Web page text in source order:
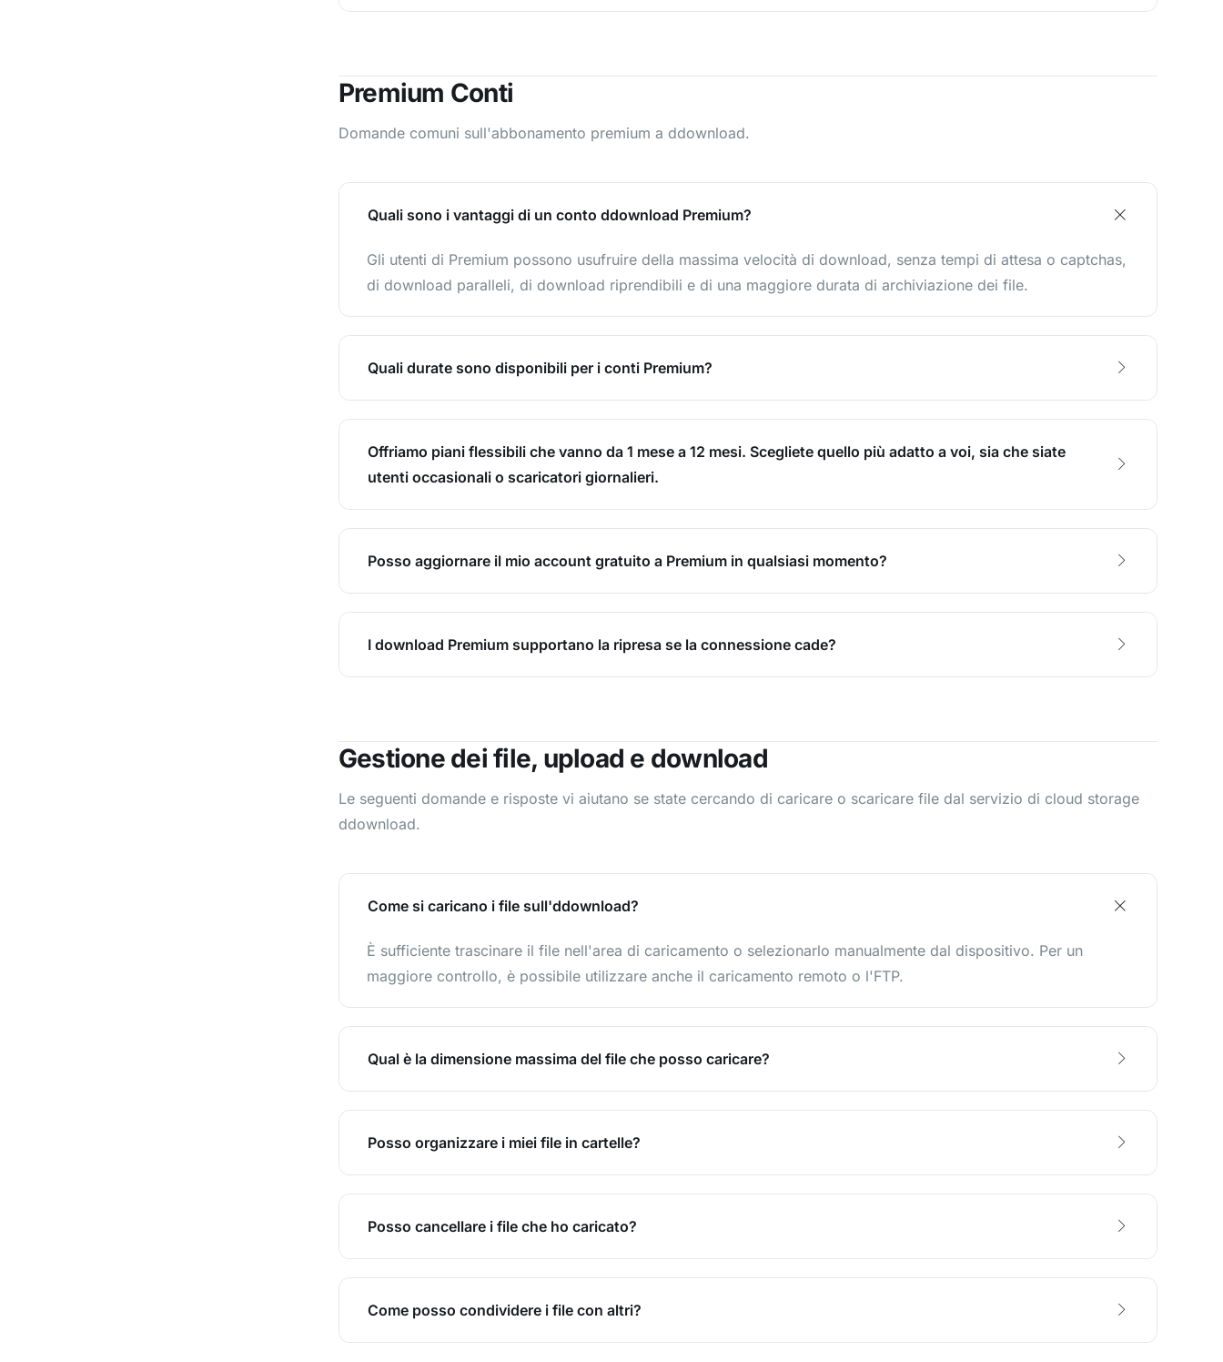
Premium Conti
Domande comuni sull'abbonamento premium a ddownload.
Quali sono i vantaggi di un conto ddownload Premium?
Gli utenti di Premium possono usufruire della massima velocità di download, senza tempi di attesa o captchas,
di download paralleli, di download riprendibili e di una maggiore durata di archiviazione dei file.
Quali durate sono disponibili per i conti Premium?
Offriamo piani flessibili che vanno da 1 mese a 12 mesi. Scegliete quello più adatto a voi, sia che siate
utenti occasionali o scaricatori giornalieri.
Posso aggiornare il mio account gratuito a Premium in qualsiasi momento?
I download Premium supportano la ripresa se la connessione cade?
Gestione dei file, upload e download
Le seguenti domande e risposte vi aiutano se state cercando di caricare o scaricare file dal servizio di cloud storage
ddownload.
Come si caricano i file sull'ddownload?
È sufficiente trascinare il file nell'area di caricamento o selezionarlo manualmente dal dispositivo. Per un
maggiore controllo, è possibile utilizzare anche il caricamento remoto o l'FTP.
Qual è la dimensione massima del file che posso caricare?
Posso organizzare i miei file in cartelle?
Posso cancellare i file che ho caricato?
Come posso condividere i file con altri?